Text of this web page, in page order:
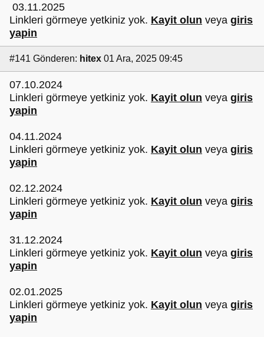
03.11.2025
Linkleri görmeye yetkiniz yok. Kayit olun veya giris
yapin
#141 Gönderen: hitex 01 Ara, 2025 09:45
07.10.2024
Linkleri görmeye yetkiniz yok. Kayit olun veya giris
yapin
04.11.2024
Linkleri görmeye yetkiniz yok. Kayit olun veya giris
yapin
02.12.2024
Linkleri görmeye yetkiniz yok. Kayit olun veya giris
yapin
31.12.2024
Linkleri görmeye yetkiniz yok. Kayit olun veya giris
yapin
02.01.2025
Linkleri görmeye yetkiniz yok. Kayit olun veya giris
yapin